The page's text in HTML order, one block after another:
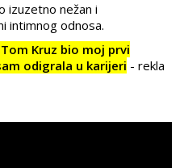
izuzetno nežan i
intimnog odnosa.
Kruz bio moj prvi
odigrala u karijeri - rekla